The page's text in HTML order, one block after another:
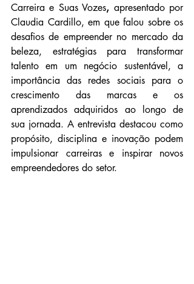
Carreira e Suas Vozes, apresentado por
Claudia Cardillo, em que falou sobre os
desafios de empreender no mercado da
beleza, estratégias para transformar
talento em um negócio sustentável, a
importância das redes sociais para o
crescimento das marcas e os
aprendizados adquiridos ao longo de
sua jornada. A entrevista destacou como
propósito, disciplina e inovação podem
impulsionar carreiras e inspirar novos
empreendedores do setor.